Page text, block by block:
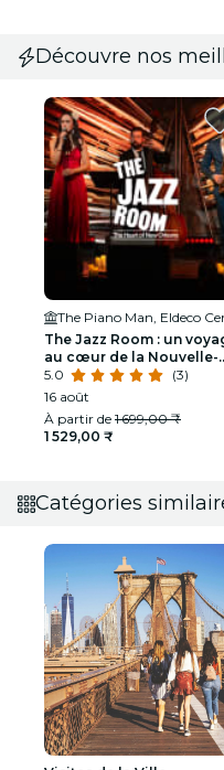
Découvre nos
The Piano Man, Eldeco
The Jazz Room : un
au cœur de la Nouvelle-
Orléans
5.0
(3)
16 août
À partir de 1 699,00 ₹
1 529,00 ₹
Catégories